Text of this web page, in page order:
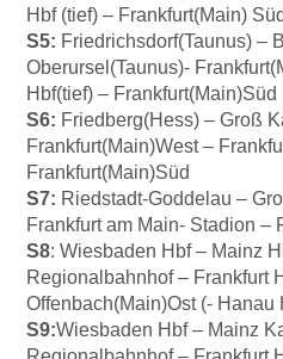
Hbf (tief) – Frankfurt(Main)
S5: Friedrichsdorf(Taunus) –
Oberursel(Taunus)-
Hbf(tief) – Frankfurt(Main)Süd
S6: Friedberg(Hess) – Groß
Frankfurt(Main)West –
Frankfurt(Main)Süd
S7: Riedstadt-Goddelau –
Frankfurt am Main- Stadion –
S8: Wiesbaden Hbf – Mainz
Regionalbahnhof – Frankfurt
Offenbach(Main)Ost (- Hanau
S9:Wiesbaden Hbf – Mainz